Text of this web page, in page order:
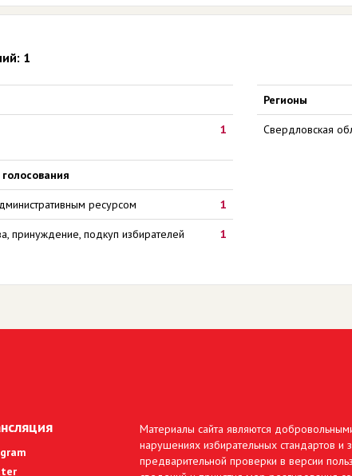
1
1
ресурсом 1
принуждение, подкуп избирателей 1
Регионы
Свердловская
Материалы сайта являются
нарушениях избирательных стандартов и
предварительной проверки в версии